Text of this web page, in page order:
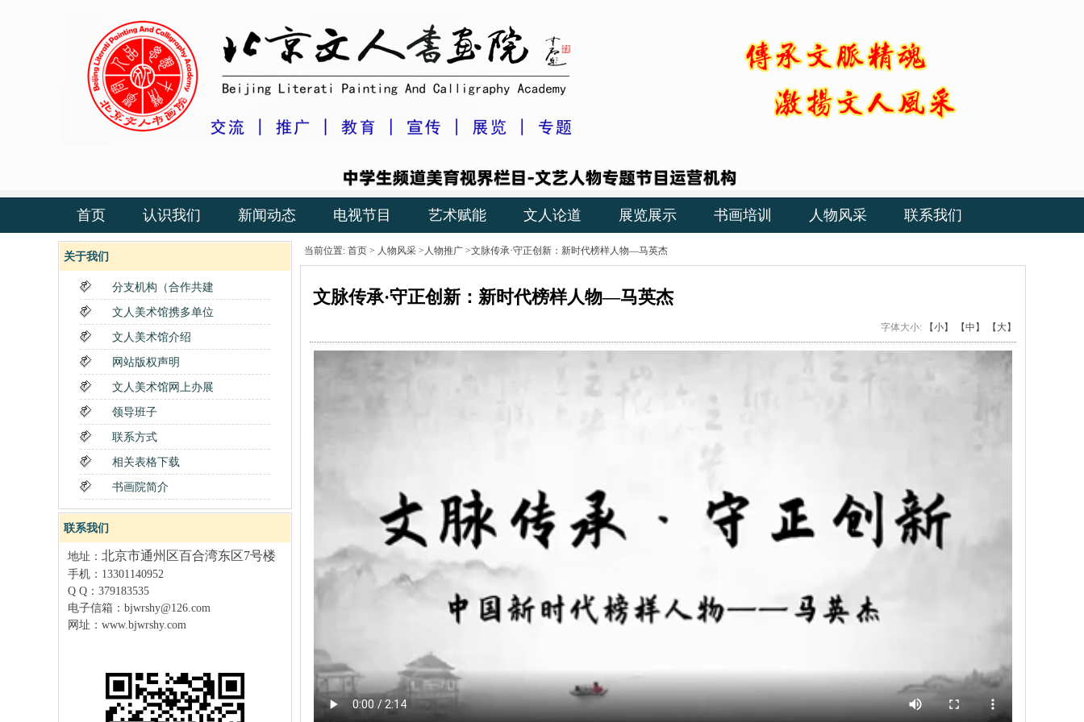
首页 认识我们 新闻动态 电视节目 艺术赋能 文人论道 展览展示 书画培训 人物风采 联系我们
关于我们
分支机构（合作共建
文人美术馆携多单位
文人美术馆介绍
网站版权声明
文人美术馆网上办展
领导班子
联系方式
相关表格下载
书画院简介
联系我们
地址： 北京市通州区百合湾东区7号楼
手机：13301140952
Q Q：379183535
电子信箱： bjwrshy@126.com
网址： www.bjwrshy.com
当前位置: 首页 > 人物风采 > 人物推广 >文脉传承·守正创新：新时代榜样人物—马英杰
文脉传承·守正创新：新时代榜样人物—马英杰
字体大小: 【小】 【中】 【大】